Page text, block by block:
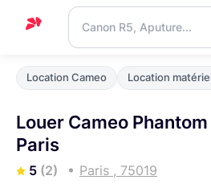
Accueil
Blog
Nous
contacter
Location Cameo Location
Louer Cameo
Paris
5 (2) Paris , 75019